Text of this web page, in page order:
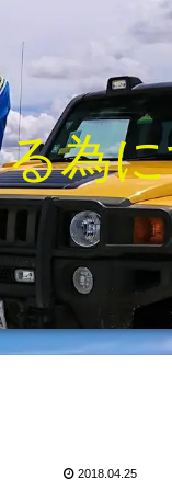
為
2018.04.25